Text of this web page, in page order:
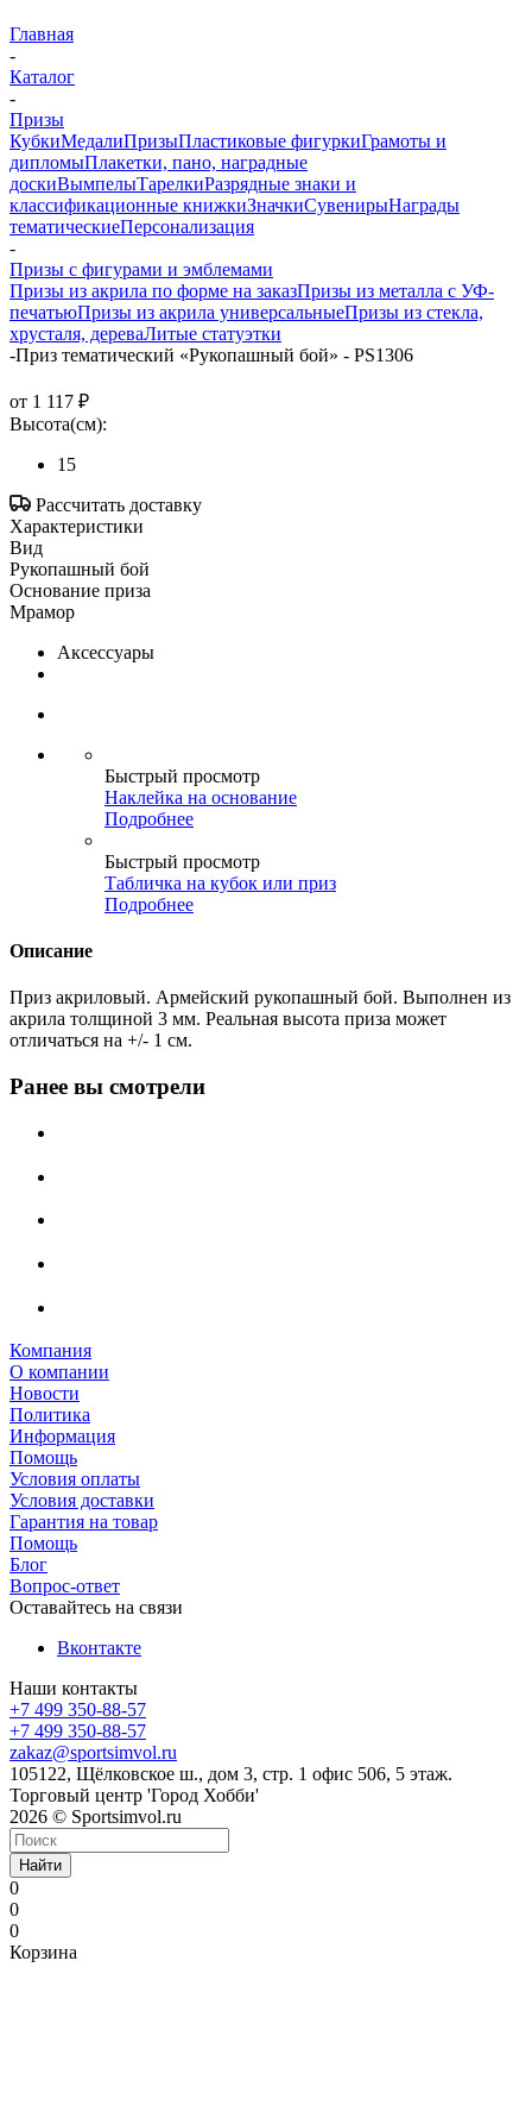
Главная
-
Каталог
-
Призы
КубкиМедалиПризыПластиковые фигуркиГрамоты и
дипломыПлакетки, пано, наградные
доскиВымпелыТарелкиРазрядные знаки и
классификационные книжкиЗначкиСувенирыНаграды
тематическиеПерсонализация
-
Призы с фигурами и эмблемами
Призы из акрила по форме на заказПризы из металла с УФ-
печатьюПризы из акрила универсальныеПризы из стекла,
хрусталя, дереваЛитые статуэтки
-Приз тематический «Рукопашный бой» - PS1306
от 1 117 ₽
Высота(см):
15
Рассчитать доставку
Характеристики
Вид
Рукопашный бой
Основание приза
Мрамор
Аксессуары
Быстрый просмотр
Наклейка на основание
Подробнее
Быстрый просмотр
Табличка на кубок или приз
Подробнее
Описание
Приз акриловый. Армейский рукопашный бой. Выполнен из
акрила толщиной 3 мм. Реальная высота приза может
отличаться на +/- 1 см.
Ранее вы смотрели
Компания
О компании
Новости
Политика
Информация
Помощь
Условия оплаты
Условия доставки
Гарантия на товар
Помощь
Блог
Вопрос-ответ
Оставайтесь на связи
Вконтакте
Наши контакты
+7 499 350-88-57
+7 499 350-88-57
zakaz@sportsimvol.ru
105122, Щёлковское ш., дом 3, стр. 1 офис 506, 5 этаж.
Торговый центр 'Город Хобби'
2026 © Sportsimvol.ru
Найти
0
0
0
Корзина